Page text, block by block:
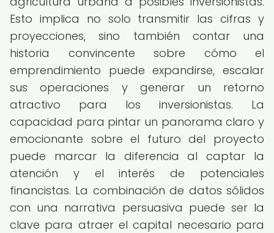
Esto implica no solo transmitir las cifras y
proyecciones, sino también contar una
historia convincente sobre cómo el
emprendimiento puede expandirse, escalar
sus operaciones y generar un retorno
atractivo para los inversionistas. La
capacidad para pintar un panorama claro y
emocionante sobre el futuro del proyecto
puede marcar la diferencia al captar la
atención y el interés de potenciales
financistas. La combinación de datos sólidos
con una narrativa persuasiva puede ser la
clave para atraer el capital necesario para